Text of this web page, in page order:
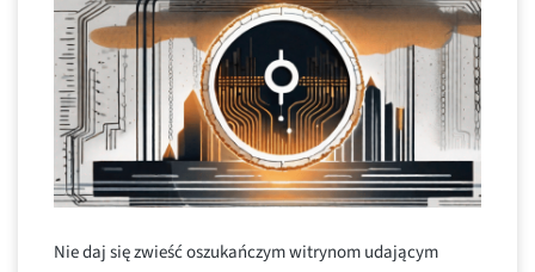
Nie daj się zwieść oszukańczym witrynom udającym